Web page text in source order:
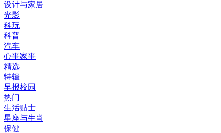
设计与家居
光影
科玩
科普
汽车
心事家事
精选
特辑
早报校园
热门
生活贴士
星座与生肖
保健